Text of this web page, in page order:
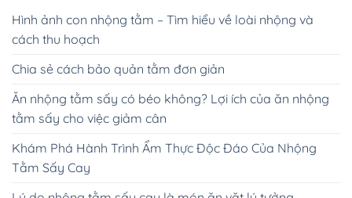
Hình ảnh con nhộng tằm – Tìm hiểu về loài nhộng và
cách thu hoạch
Chia sẻ cách bảo quản tằm đơn giản
Ăn nhộng tằm sấy có béo không? Lợi ích của ăn nhộng
tằm sấy cho việc giảm cân
Khám Phá Hành Trình Ẩm Thực Độc Đáo Của Nhộng
Tằm Sấy Cay